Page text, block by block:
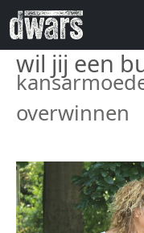
Overslaan en naar de
wil jij een
overwinnen